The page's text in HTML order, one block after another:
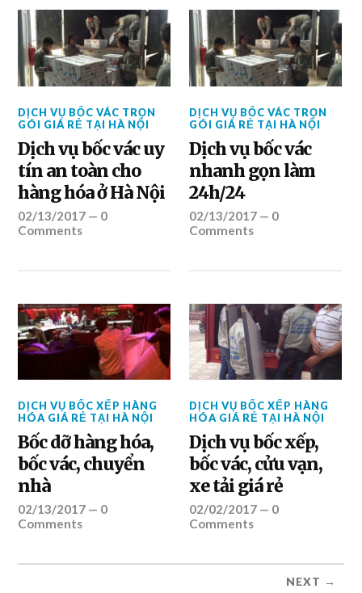
DỊCH VỤ BỐC VÁC TRỌN
GÓI GIÁ RẺ TẠI HÀ NỘI
Dịch vụ bốc vác uy
tín an toàn cho
hàng hóa ở Hà Nội
02/13/2017 — 0
Comments
DỊCH VỤ BỐC VÁC TRỌN
GÓI GIÁ RẺ TẠI HÀ NỘI
Dịch vụ bốc vác
nhanh gọn làm
24h/24
02/13/2017 — 0
Comments
DỊCH VỤ BỐC XẾP HÀNG
HÓA GIÁ RẺ TẠI HÀ NỘI
Bốc dỡ hàng hóa,
bốc vác, chuyển
nhà
02/13/2017 — 0
Comments
DỊCH VỤ BỐC XẾP HÀNG
HÓA GIÁ RẺ TẠI HÀ NỘI
Dịch vụ bốc xếp,
bốc vác, cửu vạn,
xe tải giá rẻ
02/02/2017 — 0
Comments
NEXT →